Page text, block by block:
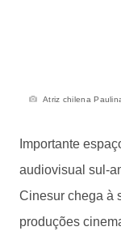
Atriz chilena
Importante
audiovisual sul-
Cinesur chega à
produções